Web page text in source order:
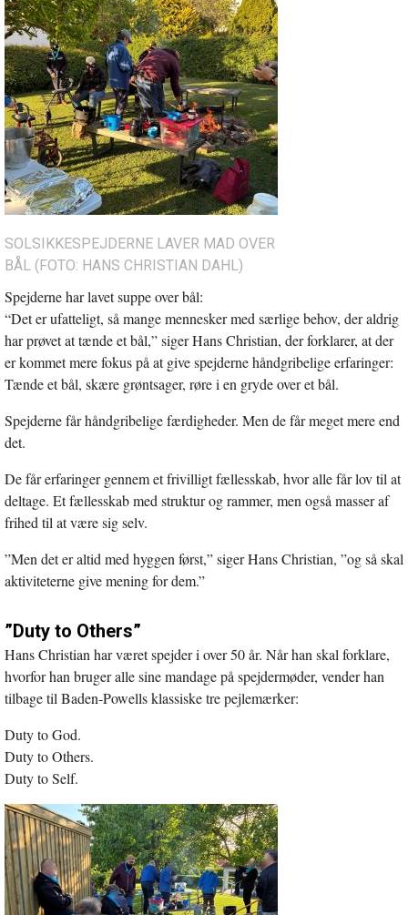
SOLSIKKESPEJDERNE LAVER MAD OVER
BÅL (FOTO: HANS CHRISTIAN DAHL)
Spejderne har lavet suppe over bål:
“Det er ufatteligt, så mange mennesker med særlige behov, der aldrig
har prøvet at tænde et bål,” siger Hans Christian, der forklarer, at der
er kommet mere fokus på at give spejderne håndgribelige erfaringer:
Tænde et bål, skære grøntsager, røre i en gryde over et bål.
Spejderne får håndgribelige færdigheder. Men de får meget mere end
det.
De får erfaringer gennem et frivilligt fællesskab, hvor alle får lov til at
deltage. Et fællesskab med struktur og rammer, men også masser af
frihed til at være sig selv.
”Men det er altid med hyggen først,” siger Hans Christian, ”og så skal
aktiviteterne give mening for dem.”
”Duty to Others”
Hans Christian har været spejder i over 50 år. Når han skal forklare,
hvorfor han bruger alle sine mandage på spejdermøder, vender han
tilbage til Baden-Powells klassiske tre pejlemærker:
Duty to God.
Duty to Others.
Duty to Self.